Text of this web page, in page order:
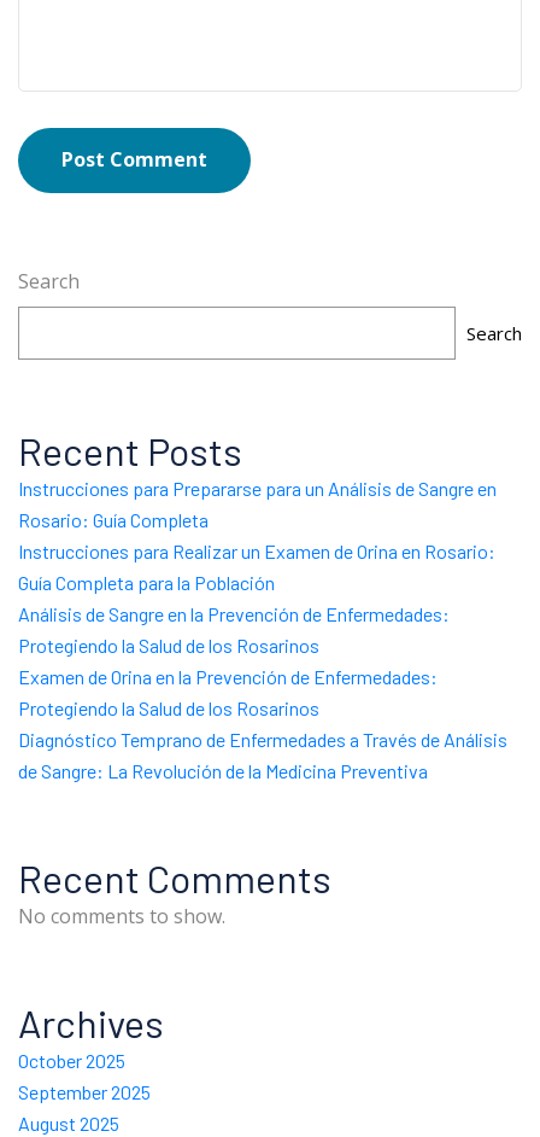
Post Comment
Search
Search
Recent Posts
Instrucciones para Prepararse para un Análisis de Sangre en
Rosario: Guía Completa
Instrucciones para Realizar un Examen de Orina en Rosario:
Guía Completa para la Población
Análisis de Sangre en la Prevención de Enfermedades:
Protegiendo la Salud de los Rosarinos
Examen de Orina en la Prevención de Enfermedades:
Protegiendo la Salud de los Rosarinos
Diagnóstico Temprano de Enfermedades a Través de Análisis
de Sangre: La Revolución de la Medicina Preventiva
Recent Comments
No comments to show.
Archives
October 2025
September 2025
August 2025